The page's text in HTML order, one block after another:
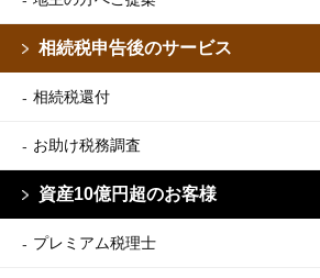
相続税申告後のサービス
相続税還付
お助け税務調査
資産10億円超のお客様
プレミアム税理士